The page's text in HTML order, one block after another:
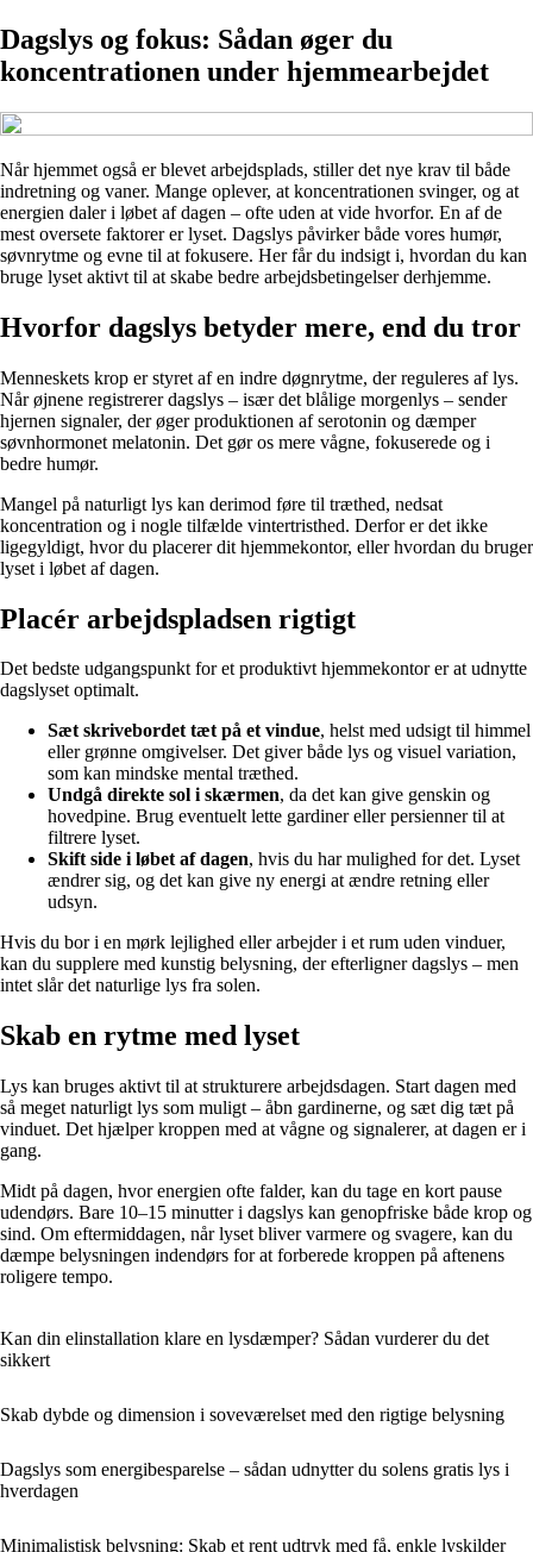
Dagslys og fokus: Sådan øger du
koncentrationen under hjemmearbejdet
Når hjemmet også er blevet arbejdsplads, stiller det nye krav til både
indretning og vaner. Mange oplever, at koncentrationen svinger, og at
energien daler i løbet af dagen – ofte uden at vide hvorfor. En af de
mest oversete faktorer er lyset. Dagslys påvirker både vores humør,
søvnrytme og evne til at fokusere. Her får du indsigt i, hvordan du kan
bruge lyset aktivt til at skabe bedre arbejdsbetingelser derhjemme.
Hvorfor dagslys betyder mere, end du tror
Menneskets krop er styret af en indre døgnrytme, der reguleres af lys.
Når øjnene registrerer dagslys – især det blålige morgenlys – sender
hjernen signaler, der øger produktionen af serotonin og dæmper
søvnhormonet melatonin. Det gør os mere vågne, fokuserede og i
bedre humør.
Mangel på naturligt lys kan derimod føre til træthed, nedsat
koncentration og i nogle tilfælde vintertristhed. Derfor er det ikke
ligegyldigt, hvor du placerer dit hjemmekontor, eller hvordan du bruger
lyset i løbet af dagen.
Placér arbejdspladsen rigtigt
Det bedste udgangspunkt for et produktivt hjemmekontor er at udnytte
dagslyset optimalt.
Sæt skrivebordet tæt på et vindue, helst med udsigt til himmel
eller grønne omgivelser. Det giver både lys og visuel variation,
som kan mindske mental træthed.
Undgå direkte sol i skærmen, da det kan give genskin og
hovedpine. Brug eventuelt lette gardiner eller persienner til at
filtrere lyset.
Skift side i løbet af dagen, hvis du har mulighed for det. Lyset
ændrer sig, og det kan give ny energi at ændre retning eller
udsyn.
Hvis du bor i en mørk lejlighed eller arbejder i et rum uden vinduer,
kan du supplere med kunstig belysning, der efterligner dagslys – men
intet slår det naturlige lys fra solen.
Skab en rytme med lyset
Lys kan bruges aktivt til at strukturere arbejdsdagen. Start dagen med
så meget naturligt lys som muligt – åbn gardinerne, og sæt dig tæt på
vinduet. Det hjælper kroppen med at vågne og signalerer, at dagen er i
gang.
Midt på dagen, hvor energien ofte falder, kan du tage en kort pause
udendørs. Bare 10–15 minutter i dagslys kan genopfriske både krop og
sind. Om eftermiddagen, når lyset bliver varmere og svagere, kan du
dæmpe belysningen indendørs for at forberede kroppen på aftenens
roligere tempo.
Kan din elinstallation klare en lysdæmper? Sådan vurderer du det
sikkert
Skab dybde og dimension i soveværelset med den rigtige belysning
Dagslys som energibesparelse – sådan udnytter du solens gratis lys i
hverdagen
Minimalistisk belysning: Skab et rent udtryk med få, enkle lyskilder